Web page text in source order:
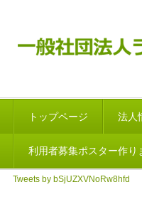
トップページ 法人
利用者募集ポスター作り
Tweets by bSjUZXVNoRw8hfd